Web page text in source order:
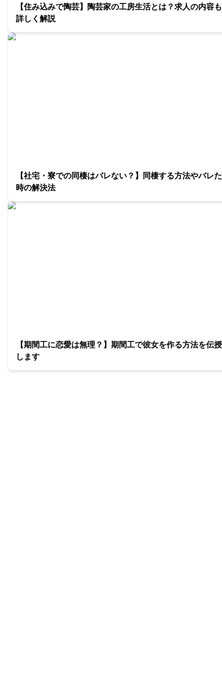
【住み込みで陶芸】陶芸家の工房生活とは？求人の内容も
詳しく解説
【社宅・寮での同棲はバレない？】同棲する方法やバレた
時の解決法
【期間工に恋愛は無理？】期間工で彼女を作る方法を伝授
します